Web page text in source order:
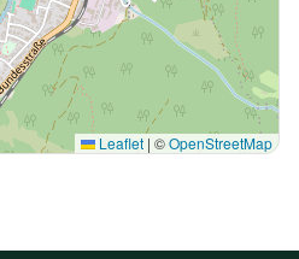
Leaflet | ©OpenStreetMap